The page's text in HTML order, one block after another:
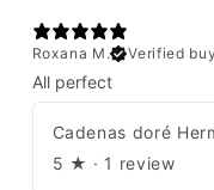
Roxana M.
Verified
All perfect
Cadenas doré
5 ★ · 1 review